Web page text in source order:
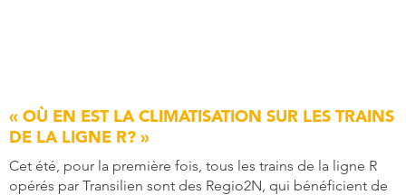
« OÙ EN EST LA CLIMATISATION SUR LES TRAINS
DE LA LIGNE R? »
Cet été, pour la première fois, tous les trains de la ligne R
opérés par Transilien sont des Regio2N, qui bénéficient de